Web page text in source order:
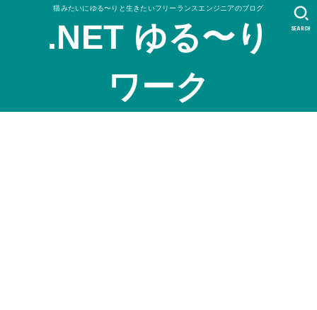
猫みたいにゆる〜りと生きたいフリーランスエンジニアのブログ
.NET ゆる〜り
ワーク
SEARCH